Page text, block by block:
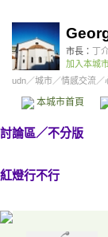
市長： 丁
加入本城
udn／城市／情感交流／
本城市首頁
討論區／不分版
紅燈行不行